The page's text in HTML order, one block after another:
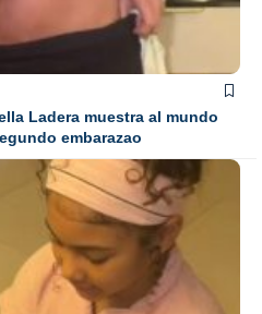
Ladera muestra al mundo
embarazao